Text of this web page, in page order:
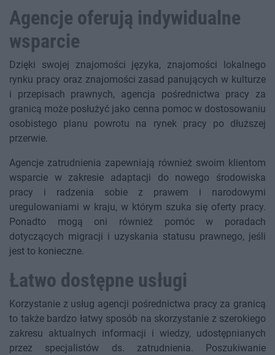
Agencje oferują indywidualne
wsparcie
Dzięki swojej znajomości języka, znajomości lokalnego
rynku pracy oraz znajomości zasad panujących w kulturze
i przepisach prawnych, agencja pośrednictwa pracy za
granicą może posłużyć jako cenna pomoc w dostosowaniu
osobistego planu powrotu na rynek pracy po dłuższej
przerwie.
Agencje zatrudnienia zapewniają również swoim klientom
wsparcie w zakresie adaptacji do nowego środowiska
pracy i radzenia sobie z prawem i narodowymi
uregulowaniami w kraju, w którym szuka się oferty pracy.
Ponadto mogą oni również pomóc w poradach
dotyczących migracji i uzyskania statusu prawnego, jeśli
jest to konieczne.
Łatwo dostępne usługi
Korzystanie z usług agencji pośrednictwa pracy za granicą
to także bardzo łatwy sposób na skorzystanie z szerokiego
zakresu aktualnych informacji i wiedzy, udostępnianych
przez specjalistów ds. zatrudnienia. Poszukiwanie